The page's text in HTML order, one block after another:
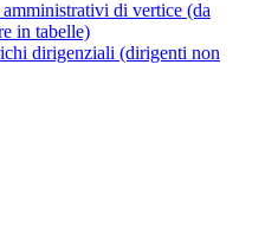
di vertice (da
in tabelle)
dirigenziali (dirigenti non